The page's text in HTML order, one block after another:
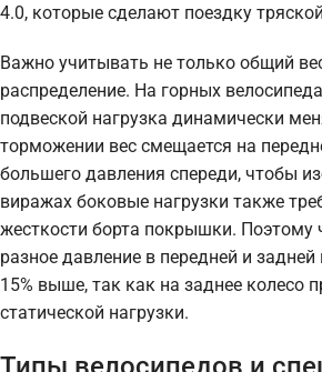
4.0, которые сделают поездку
Важно учитывать не только общий
распределение. На горных
подвеской нагрузка динамически
торможении вес смещается на
большего давления спереди, чтобы
виражах боковые нагрузки также
жесткости борта покрышки. Поэтому
разное давление в передней и
15% выше, так как на заднее колесо
статической нагрузки.